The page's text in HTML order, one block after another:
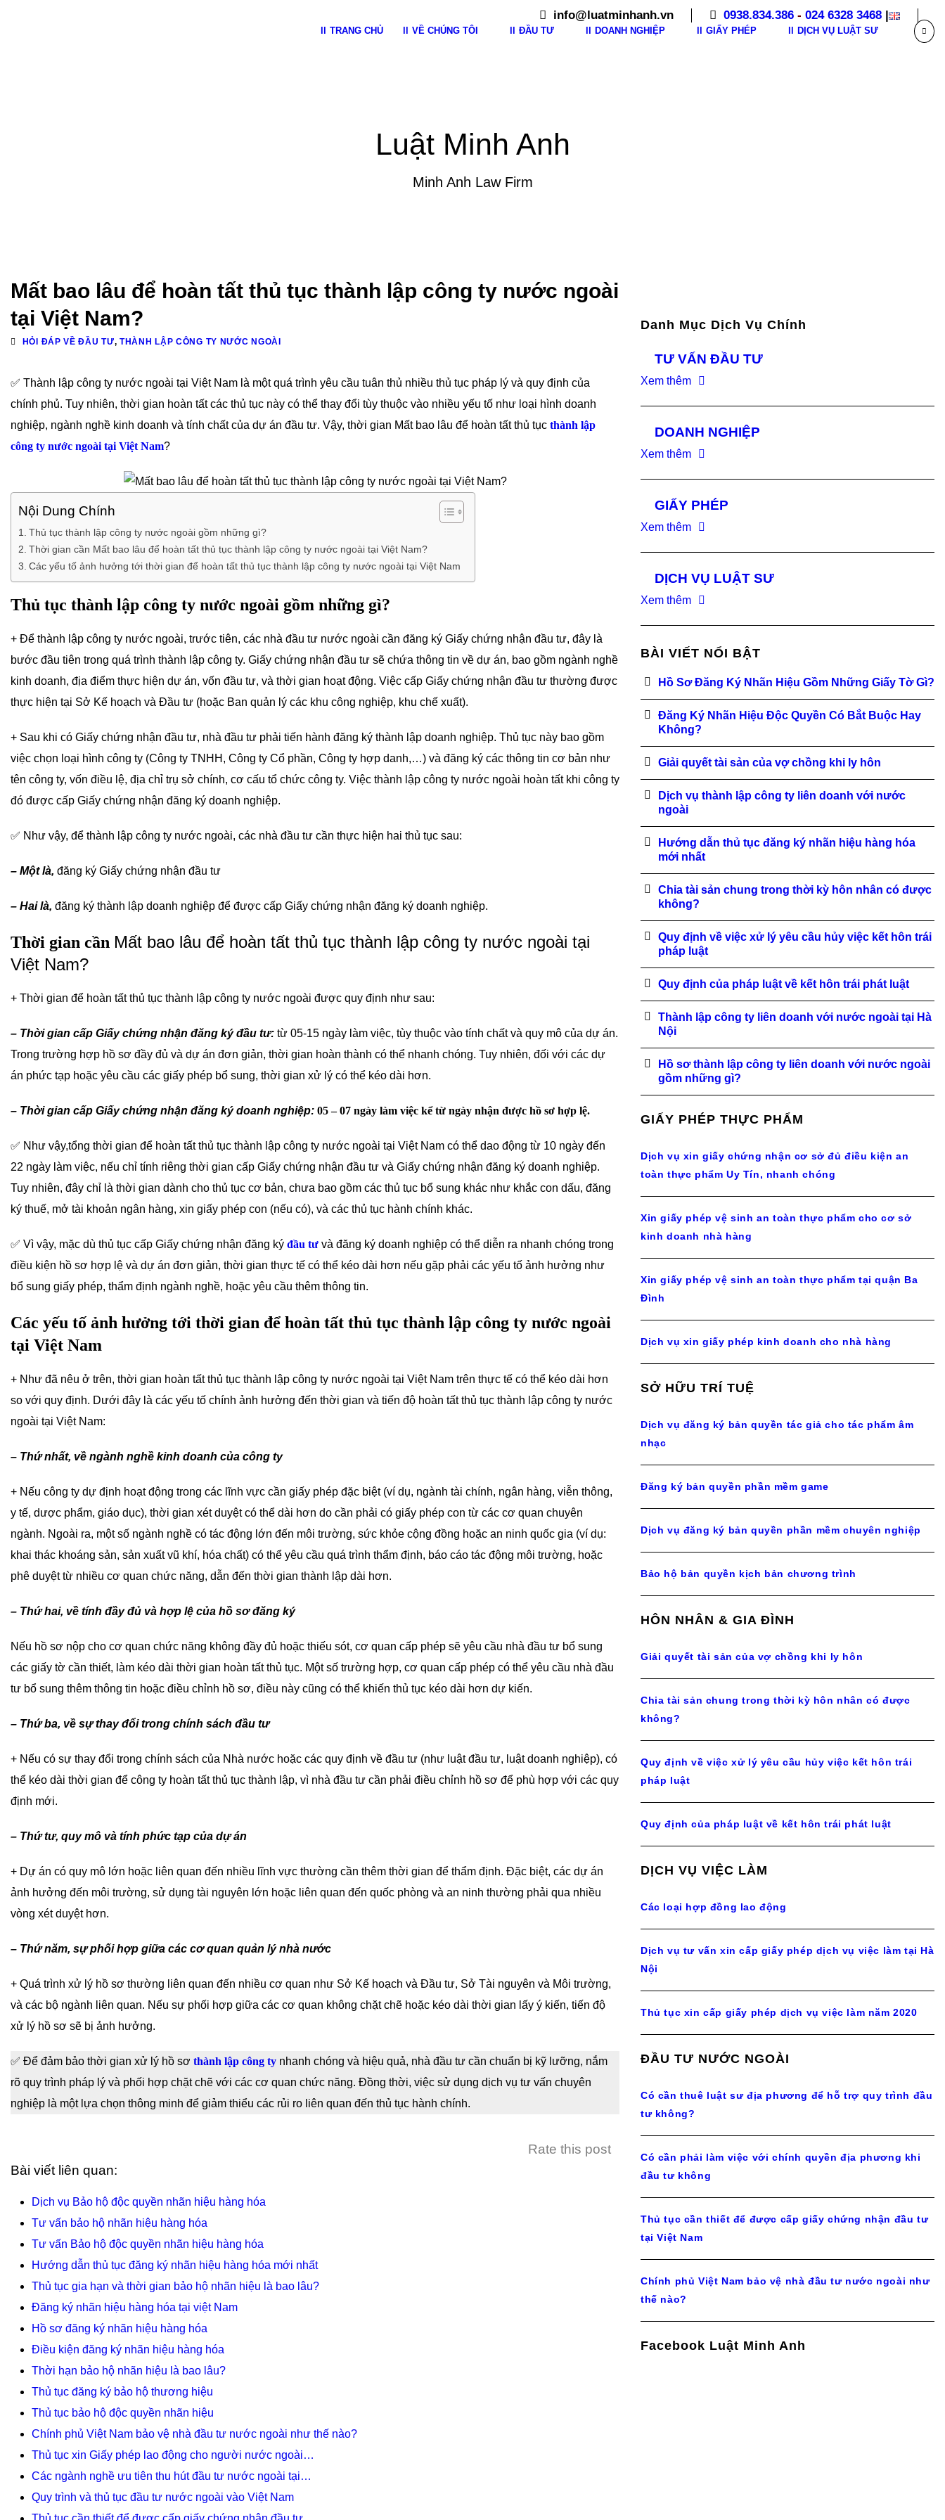
info@luatminhanh.vn 0938.834.386 - 024 6328 3468 |
TRANG CHỦ VỀ CHÚNG TÔI ĐẦU TƯ DOANH NGHIỆP GIẤY PHÉP DỊCH VỤ LUẬT SƯ
Luật Minh Anh
Minh Anh Law Firm
Mất bao lâu để hoàn tất thủ tục thành lập công ty nước ngoài
tại Việt Nam?
HỎI ĐÁP VỀ ĐẦU TƯ, THÀNH LẬP CÔNG TY NƯỚC NGOÀI
✅ Thành lập công ty nước ngoài tại Việt Nam là một quá trình yêu cầu tuân thủ nhiều thủ tục pháp lý và quy định của
chính phủ. Tuy nhiên, thời gian hoàn tất các thủ tục này có thể thay đổi tùy thuộc vào nhiều yếu tố như loại hình doanh
nghiệp, ngành nghề kinh doanh và tính chất của dự án đầu tư. Vậy, thời gian Mất bao lâu để hoàn tất thủ tục thành lập
công ty nước ngoài tại Việt Nam?
Nội Dung Chính
Thủ tục thành lập công ty nước ngoài gồm những gì?
Thời gian cần Mất bao lâu để hoàn tất thủ tục thành lập công ty nước ngoài tại Việt Nam?
Các yếu tố ảnh hưởng tới thời gian để hoàn tất thủ tục thành lập công ty nước ngoài tại Việt Nam
Thủ tục thành lập công ty nước ngoài gồm những gì?
+ Để thành lập công ty nước ngoài, trước tiên, các nhà đầu tư nước ngoài cần đăng ký Giấy chứng nhận đầu tư, đây là
bước đầu tiên trong quá trình thành lập công ty. Giấy chứng nhận đầu tư sẽ chứa thông tin về dự án, bao gồm ngành nghề
kinh doanh, địa điểm thực hiện dự án, vốn đầu tư, và thời gian hoạt động. Việc cấp Giấy chứng nhận đầu tư thường được
thực hiện tại Sở Kế hoạch và Đầu tư (hoặc Ban quản lý các khu công nghiệp, khu chế xuất).
+ Sau khi có Giấy chứng nhận đầu tư, nhà đầu tư phải tiến hành đăng ký thành lập doanh nghiệp. Thủ tục này bao gồm
việc chọn loại hình công ty (Công ty TNHH, Công ty Cổ phần, Công ty hợp danh,…) và đăng ký các thông tin cơ bản như
tên công ty, vốn điều lệ, địa chỉ trụ sở chính, cơ cấu tổ chức công ty. Việc thành lập công ty nước ngoài hoàn tất khi công ty
đó được cấp Giấy chứng nhận đăng ký doanh nghiệp.
✅ Như vậy, để thành lập công ty nước ngoài, các nhà đầu tư cần thực hiện hai thủ tục sau:
– Một là, đăng ký Giấy chứng nhận đầu tư
– Hai là, đăng ký thành lập doanh nghiệp để được cấp Giấy chứng nhận đăng ký doanh nghiệp.
Thời gian cần Mất bao lâu để hoàn tất thủ tục thành lập công ty nước ngoài tại
Việt Nam?
+ Thời gian để hoàn tất thủ tục thành lập công ty nước ngoài được quy định như sau:
– Thời gian cấp Giấy chứng nhận đăng ký đầu tư: từ 05-15 ngày làm việc, tùy thuộc vào tính chất và quy mô của dự án.
Trong trường hợp hồ sơ đầy đủ và dự án đơn giản, thời gian hoàn thành có thể nhanh chóng. Tuy nhiên, đối với các dự
án phức tạp hoặc yêu cầu các giấy phép bổ sung, thời gian xử lý có thể kéo dài hơn.
– Thời gian cấp Giấy chứng nhận đăng ký doanh nghiệp: 05 – 07 ngày làm việc kể từ ngày nhận được hồ sơ hợp lệ.
✅ Như vậy,tổng thời gian để hoàn tất thủ tục thành lập công ty nước ngoài tại Việt Nam có thể dao động từ 10 ngày đến
22 ngày làm việc, nếu chỉ tính riêng thời gian cấp Giấy chứng nhận đầu tư và Giấy chứng nhận đăng ký doanh nghiệp.
Tuy nhiên, đây chỉ là thời gian dành cho thủ tục cơ bản, chưa bao gồm các thủ tục bổ sung khác như khắc con dấu, đăng
ký thuế, mở tài khoản ngân hàng, xin giấy phép con (nếu có), và các thủ tục hành chính khác.
✅ Vì vậy, mặc dù thủ tục cấp Giấy chứng nhận đăng ký đầu tư và đăng ký doanh nghiệp có thể diễn ra nhanh chóng trong
điều kiện hồ sơ hợp lệ và dự án đơn giản, thời gian thực tế có thể kéo dài hơn nếu gặp phải các yếu tố ảnh hưởng như
bổ sung giấy phép, thẩm định ngành nghề, hoặc yêu cầu thêm thông tin.
Các yếu tố ảnh hưởng tới thời gian để hoàn tất thủ tục thành lập công ty nước ngoài
tại Việt Nam
+ Như đã nêu ở trên, thời gian hoàn tất thủ tục thành lập công ty nước ngoài tại Việt Nam trên thực tế có thể kéo dài hơn
so với quy định. Dưới đây là các yếu tố chính ảnh hưởng đến thời gian và tiến độ hoàn tất thủ tục thành lập công ty nước
ngoài tại Việt Nam:
– Thứ nhất, về ngành nghề kinh doanh của công ty
+ Nếu công ty dự định hoạt động trong các lĩnh vực cần giấy phép đặc biệt (ví dụ, ngành tài chính, ngân hàng, viễn thông,
y tế, dược phẩm, giáo dục), thời gian xét duyệt có thể dài hơn do cần phải có giấy phép con từ các cơ quan chuyên
ngành. Ngoài ra, một số ngành nghề có tác động lớn đến môi trường, sức khỏe cộng đồng hoặc an ninh quốc gia (ví dụ:
khai thác khoáng sản, sản xuất vũ khí, hóa chất) có thể yêu cầu quá trình thẩm định, báo cáo tác động môi trường, hoặc
phê duyệt từ nhiều cơ quan chức năng, dẫn đến thời gian thành lập dài hơn.
– Thứ hai, về tính đầy đủ và hợp lệ của hồ sơ đăng ký
Nếu hồ sơ nộp cho cơ quan chức năng không đầy đủ hoặc thiếu sót, cơ quan cấp phép sẽ yêu cầu nhà đầu tư bổ sung
các giấy tờ cần thiết, làm kéo dài thời gian hoàn tất thủ tục. Một số trường hợp, cơ quan cấp phép có thể yêu cầu nhà đầu
tư bổ sung thêm thông tin hoặc điều chỉnh hồ sơ, điều này cũng có thể khiến thủ tục kéo dài hơn dự kiến.
– Thứ ba, về sự thay đổi trong chính sách đầu tư
+ Nếu có sự thay đổi trong chính sách của Nhà nước hoặc các quy định về đầu tư (như luật đầu tư, luật doanh nghiệp), có
thể kéo dài thời gian để công ty hoàn tất thủ tục thành lập, vì nhà đầu tư cần phải điều chỉnh hồ sơ để phù hợp với các quy
định mới.
– Thứ tư, quy mô và tính phức tạp của dự án
+ Dự án có quy mô lớn hoặc liên quan đến nhiều lĩnh vực thường cần thêm thời gian để thẩm định. Đặc biệt, các dự án
ảnh hưởng đến môi trường, sử dụng tài nguyên lớn hoặc liên quan đến quốc phòng và an ninh thường phải qua nhiều
vòng xét duyệt hơn.
– Thứ năm, sự phối hợp giữa các cơ quan quản lý nhà nước
+ Quá trình xử lý hồ sơ thường liên quan đến nhiều cơ quan như Sở Kế hoạch và Đầu tư, Sở Tài nguyên và Môi trường,
và các bộ ngành liên quan. Nếu sự phối hợp giữa các cơ quan không chặt chẽ hoặc kéo dài thời gian lấy ý kiến, tiến độ
xử lý hồ sơ sẽ bị ảnh hưởng.
✅ Để đảm bảo thời gian xử lý hồ sơ thành lập công ty nhanh chóng và hiệu quả, nhà đầu tư cần chuẩn bị kỹ lưỡng, nắm
rõ quy trình pháp lý và phối hợp chặt chẽ với các cơ quan chức năng. Đồng thời, việc sử dụng dịch vụ tư vấn chuyên
nghiệp là một lựa chọn thông minh để giảm thiểu các rủi ro liên quan đến thủ tục hành chính.
Rate this post
Bài viết liên quan:
Dịch vụ Bảo hộ độc quyền nhãn hiệu hàng hóa
Tư vấn bảo hộ nhãn hiệu hàng hóa
Tư vấn Bảo hộ độc quyền nhãn hiệu hàng hóa
Hướng dẫn thủ tục đăng ký nhãn hiệu hàng hóa mới nhất
Thủ tục gia hạn và thời gian bảo hộ nhãn hiệu là bao lâu?
Đăng ký nhãn hiệu hàng hóa tại việt Nam
Hồ sơ đăng ký nhãn hiệu hàng hóa
Điều kiện đăng ký nhãn hiệu hàng hóa
Thời hạn bảo hộ nhãn hiệu là bao lâu?
Thủ tục đăng ký bảo hộ thương hiệu
Thủ tục bảo hộ độc quyền nhãn hiệu
Chính phủ Việt Nam bảo vệ nhà đầu tư nước ngoài như thế nào?
Thủ tục xin Giấy phép lao động cho người nước ngoài…
Các ngành nghề ưu tiên thu hút đầu tư nước ngoài tại…
Quy trình và thủ tục đầu tư nước ngoài vào Việt Nam
Danh Mục Dịch Vụ Chính
TƯ VẤN ĐẦU TƯ
Xem thêm
DOANH NGHIỆP
Xem thêm
GIẤY PHÉP
Xem thêm
DỊCH VỤ LUẬT SƯ
Xem thêm
BÀI VIẾT NỔI BẬT
Hồ Sơ Đăng Ký Nhãn Hiệu Gồm Những Giấy Tờ Gì?
Đăng Ký Nhãn Hiệu Độc Quyền Có Bắt Buộc Hay
Không?
Giải quyết tài sản của vợ chồng khi ly hôn
Dịch vụ thành lập công ty liên doanh với nước
ngoài
Hướng dẫn thủ tục đăng ký nhãn hiệu hàng hóa
mới nhất
Chia tài sản chung trong thời kỳ hôn nhân có được
không?
Quy định về việc xử lý yêu cầu hủy việc kết hôn trái
pháp luật
Quy định của pháp luật về kết hôn trái phát luật
Thành lập công ty liên doanh với nước ngoài tại Hà
Nội
Hồ sơ thành lập công ty liên doanh với nước ngoài
gồm những gì?
GIẤY PHÉP THỰC PHẨM
Dịch vụ xin giấy chứng nhận cơ sở đủ điều kiện an
toàn thực phẩm Uy Tín, nhanh chóng
Xin giấy phép vệ sinh an toàn thực phẩm cho cơ sở
kinh doanh nhà hàng
Xin giấy phép vệ sinh an toàn thực phẩm tại quận Ba
Đình
Dịch vụ xin giấy phép kinh doanh cho nhà hàng
SỞ HỮU TRÍ TUỆ
Dịch vụ đăng ký bản quyền tác giả cho tác phẩm âm
nhạc
Đăng ký bản quyền phần mềm game
Dịch vụ đăng ký bản quyền phần mềm chuyên nghiệp
Bảo hộ bản quyền kịch bản chương trình
HÔN NHÂN & GIA ĐÌNH
Giải quyết tài sản của vợ chồng khi ly hôn
Chia tài sản chung trong thời kỳ hôn nhân có được
không?
Quy định về việc xử lý yêu cầu hủy việc kết hôn trái
pháp luật
Quy định của pháp luật về kết hôn trái phát luật
DỊCH VỤ VIỆC LÀM
Các loại hợp đồng lao động
Dịch vụ tư vấn xin cấp giấy phép dịch vụ việc làm tại Hà
Nội
Thủ tục xin cấp giấy phép dịch vụ việc làm năm 2020
ĐẦU TƯ NƯỚC NGOÀI
Có cần thuê luật sư địa phương để hỗ trợ quy trình đầu
tư không?
Có cần phải làm việc với chính quyền địa phương khi
đầu tư không
Thủ tục cần thiết để được cấp giấy chứng nhận đầu tư
tại Việt Nam
Chính phủ Việt Nam bảo vệ nhà đầu tư nước ngoài như
thế nào?
Facebook Luật Minh Anh